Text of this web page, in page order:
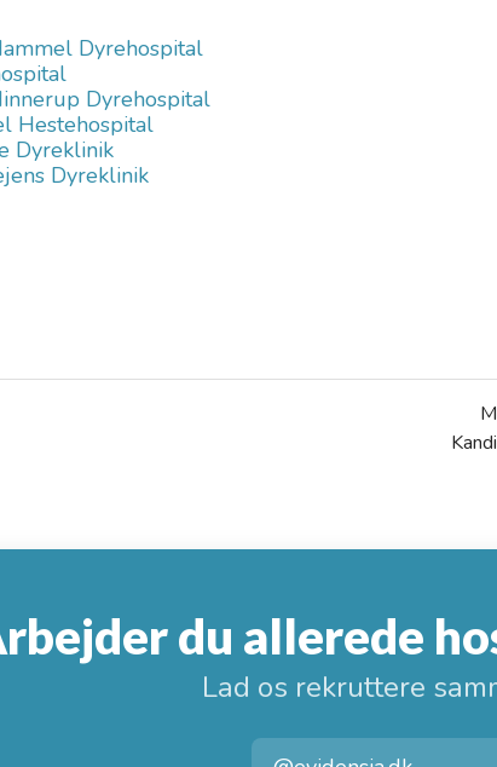
Dyrehospital
Dyrehospital
Hestehospital
Dyreklinik
Dyreklinik
du allerede
Lad os rekruttere